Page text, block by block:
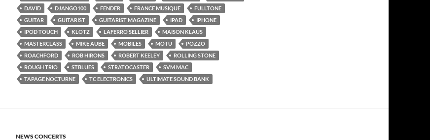
DAVID
DJANGO100 FENDER FRANCE MUSIQUE
FULLTONE
GUITAR
GUITARIST GUITARIST MAGAZINE IPAD
IPHONE
IPOD TOUCH
KLOTZ LAFERRO SELLIER
MAISON KLAUS
MASTERCLASS
MIKE AUBE MOBILES MOTU
POZZO
ROACHFORD
ROB HIRONS ROBERT KEELEY
ROLLING STONE
ROUGH TRIO
STBLUES STRATOCASTER
SVM MAC
TAPAGE NOCTURNE
TC ELECTRONICS ULTIMATE SOUND BANK
NEWS CONCERTS